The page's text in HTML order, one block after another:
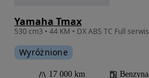
Yamaha Tmax
Wyróżnione
17 000 km Benzyna